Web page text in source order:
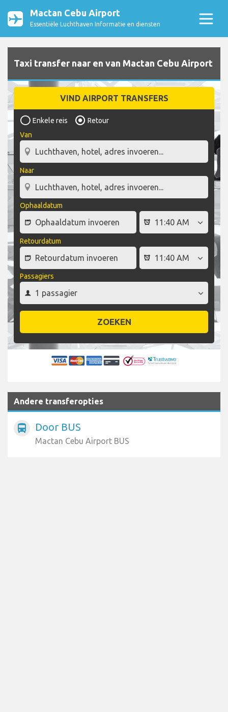
Mactan Cebu Airport
Essentiële Luchthaven Informatie en diensten
Taxi transfer naar en van Mactan Cebu Airport
VIND AIRPORT TRANSFERS
Enkele reis
Retour
Van
Naar
Ophaaldatum
Retourdatum
Passagiers
ZOEKEN
Andere transferopties
directions_bus Door BUS
Mactan Cebu Airport BUS